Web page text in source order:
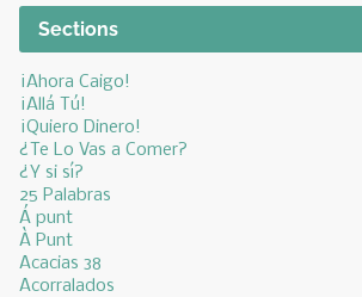
Sections
¡Ahora Caigo!
¡Allá Tú!
¡Quiero Dinero!
¿Te Lo Vas a Comer?
¿Y si sí?
25 Palabras
Á punt
À Punt
Acacias 38
Acorralados